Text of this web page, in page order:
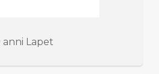
anni Lapet